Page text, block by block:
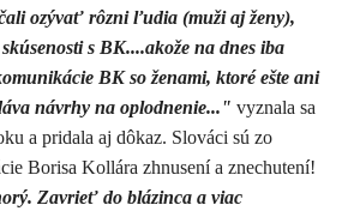
ozývať rôzni ľudia (muži aj ženy),
s BK....akože na dnes iba
BK so ženami, ktoré ešte ani
návrhy na oplodnenie..." vyznala sa
a pridala aj dôkaz. Slováci sú zo
Borisa Kollára zhnusení a znechutení!
Zavrieť do blázinca a viac